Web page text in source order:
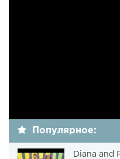
Популярное:
Diana and